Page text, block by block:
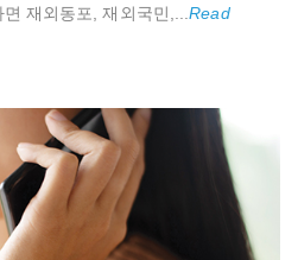
재외동포, 재외국민,...Read